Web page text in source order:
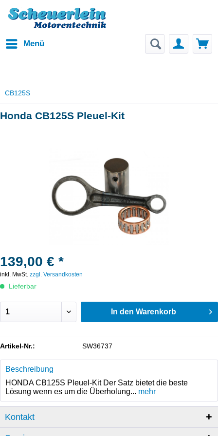
Menü
CB125S
Honda CB125S Pleuel-Kit
139,00 € *
inkl. MwSt. zzgl. Versandkosten
Lieferbar
In den Warenkorb
Artikel-Nr.: SW36737
Beschreibung
HONDA CB125S Pleuel-Kit Der Satz bietet die beste
Lösung wenn es um die Überholung... mehr
Kontakt